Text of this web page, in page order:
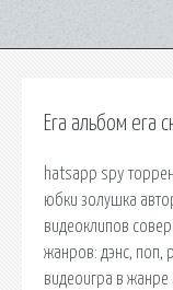
Era альбом era
hatsapp spy
юбки золушка
видеоклипов
жанров: дэнс, поп,
видеоигра в жанре